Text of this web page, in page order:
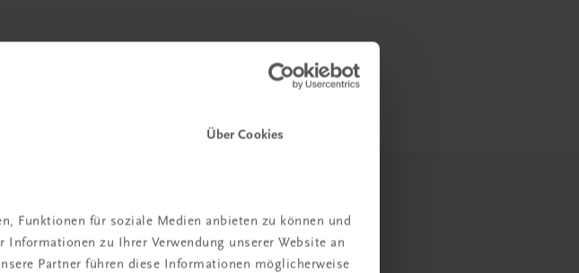
Über Cookies
Funktionen für soziale Medien anbieten zu können und
zu Ihrer Verwendung unserer Website an
Partner führen diese Informationen möglicherweise